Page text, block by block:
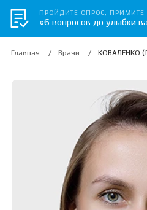
Главная Врачи КОВАЛЕНКО
ПРОЙДИТЕ ОПРОС, ПРИМИТЕ
«6 вопросов до улыбки